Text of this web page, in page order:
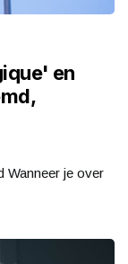
en
Wanneer je over